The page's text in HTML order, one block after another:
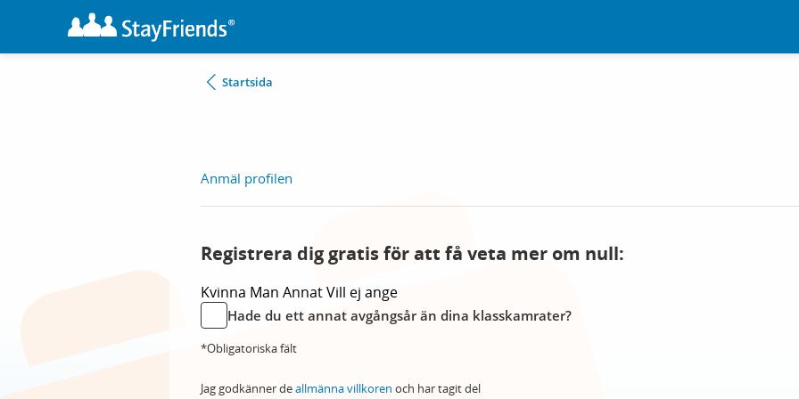
Startsida
Anmäl profilen
Registrera dig gratis för att få veta mer om null:
Kvinna Man AnnatVill ej ange
Hade du ett annat avgångsår än dina klasskamrater?
*Obligatoriska fält
Jag godkänner deallmänna villkoren och har tagit del